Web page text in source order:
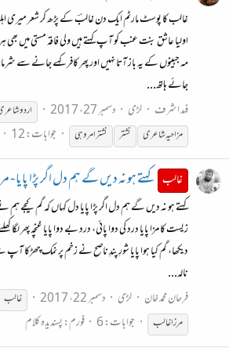
غالب کا پوسٹ مارٹم ایک دن غالبؔ کے پڑھ کر شعر میری
اولیا عاشق بنت عنب کو آپ کہتے ہیں ولی فاقہ مستی میں
مہ جبینوں کے یہ باز آتا نہیں اور پھر کافر کہے جانے سے
جائے ہاتھ...
فہد اشرف
لڑی دسمبر 27، 2017 اردو
مزاحیہ شاعری
نشتر نشتر امروہی جوابات: 12
غالب کہتے ہو نہ دیں گے ہم دل اگر پڑا پایا -
کہتے ہو نہ دیں گے ہم دل اگر پڑا پایا دل کہاں کہ گم کیجے
زیست کا مزا پایا درد کی دوا پائی، درد بے دوا پایا غنچہ پھر
دیکھا، گم کیا ہوا پایا شورِ پندِ ناصح نے زخم پر نمک چھڑکا آپ
نالہ...
فرحان محمد خان
لڑی دسمبر 22، 2017 غالب
مرزاغالب جوابات: 6 فورم:پسندیدہ کلام